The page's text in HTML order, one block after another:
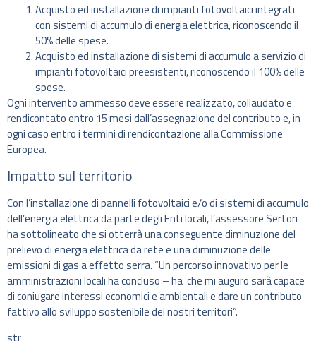
Acquisto ed installazione di impianti fotovoltaici integrati
con sistemi di accumulo di energia elettrica, riconoscendo il
50% delle spese.
Acquisto ed installazione di sistemi di accumulo a servizio di
impianti fotovoltaici preesistenti, riconoscendo il 100% delle
spese.
Ogni intervento ammesso deve essere realizzato, collaudato e
rendicontato entro 15 mesi dall’assegnazione del contributo e, in
ogni caso entro i termini di rendicontazione alla Commissione
Europea.
Impatto sul territorio
Con l’installazione di pannelli fotovoltaici e/o di sistemi di accumulo
dell’energia elettrica da parte degli Enti locali, l’assessore Sertori
ha sottolineato che si otterrà una conseguente diminuzione del
prelievo di energia elettrica da rete e una diminuzione delle
emissioni di gas a effetto serra. “Un percorso innovativo per le
amministrazioni locali ha concluso – ha che mi auguro sarà capace
di coniugare interessi economici e ambientali e dare un contributo
fattivo allo sviluppo sostenibile dei nostri territori”.
str